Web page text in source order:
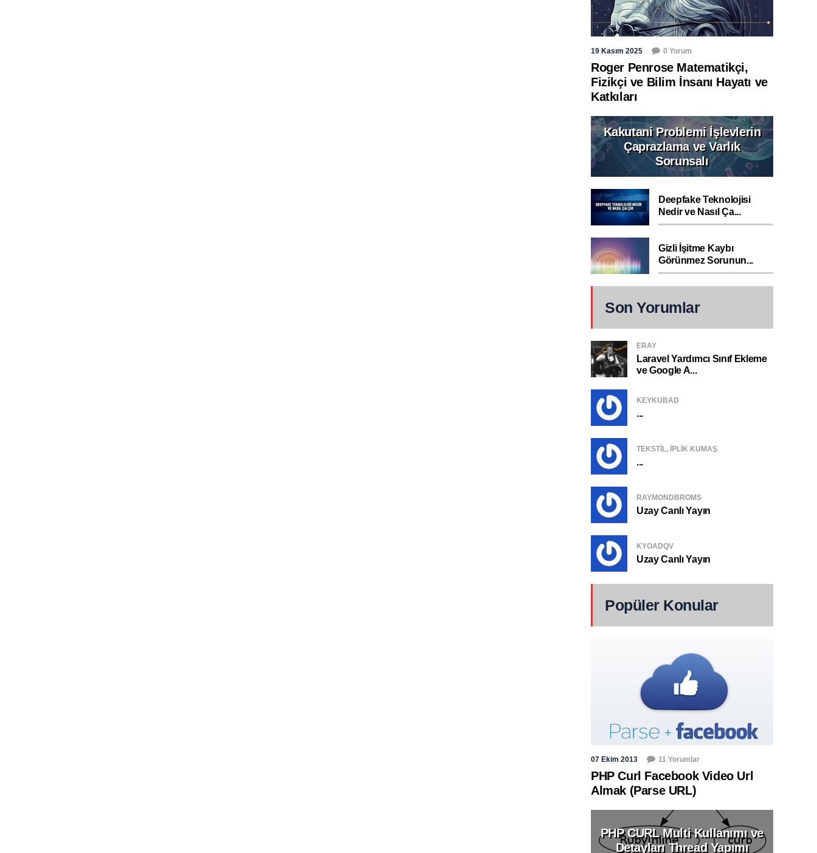
19 Kasım 2025 0 Yorum
Roger Penrose Matematikçi,
Fizikçi ve Bilim İnsanı Hayatı ve
Katkıları
Kakutani Problemi İşlevlerin
Çaprazlama ve Varlık
Sorunsalı
Deepfake Teknolojisi
Nedir ve Nasıl Ça...
Gizli İşitme Kaybı
Görünmez Sorunun...
Son Yorumlar
ERAY
Laravel Yardımcı Sınıf Ekleme
ve Google A...
KEYKUBAD
...
TEKSTIL, IPLIK KUMAŞ
...
RAYMONDBROMS
Uzay Canlı Yayın
KYOADQV
Uzay Canlı Yayın
Popüler Konular
07 Ekim 2013 11 Yorumlar
PHP Curl Facebook Video Url
Almak (Parse URL)
PHP CURL Multi Kullanımı ve
Detayları Thread Yapımı